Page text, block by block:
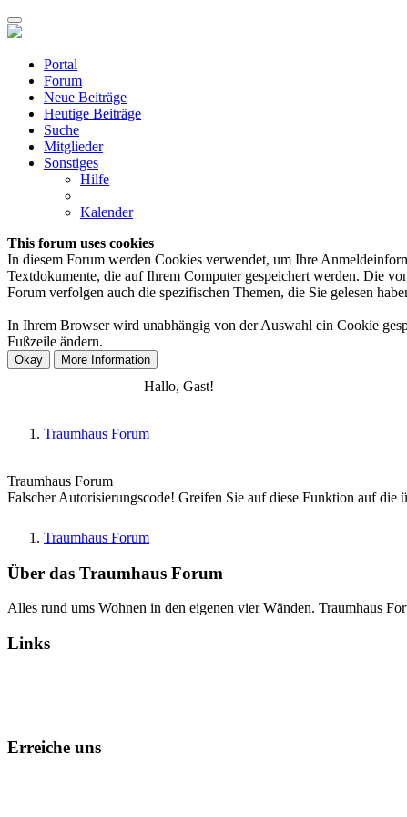
Portal
Forum
Neue Beiträge
Heutige Beiträge
Suche
Mitglieder
Sonstiges
Hilfe
Kalender
This forum uses cookies
In diesem Forum werden Cookies verwendet, um Ihre
Textdokumente, die auf Ihrem Computer gespeichert werden. Die
Forum verfolgen auch die spezifischen Themen, die Sie gelesen
In Ihrem Browser wird unabhängig von der Auswahl ein Cookie
Fußzeile ändern.
Hallo, Gast!
Traumhaus Forum
Traumhaus Forum
Falscher Autorisierungscode! Greifen Sie auf diese Funktion auf die
Traumhaus Forum
Über das Traumhaus Forum
Alles rund ums Wohnen in den eigenen vier Wänden. Traumhaus
Links
Erreiche uns